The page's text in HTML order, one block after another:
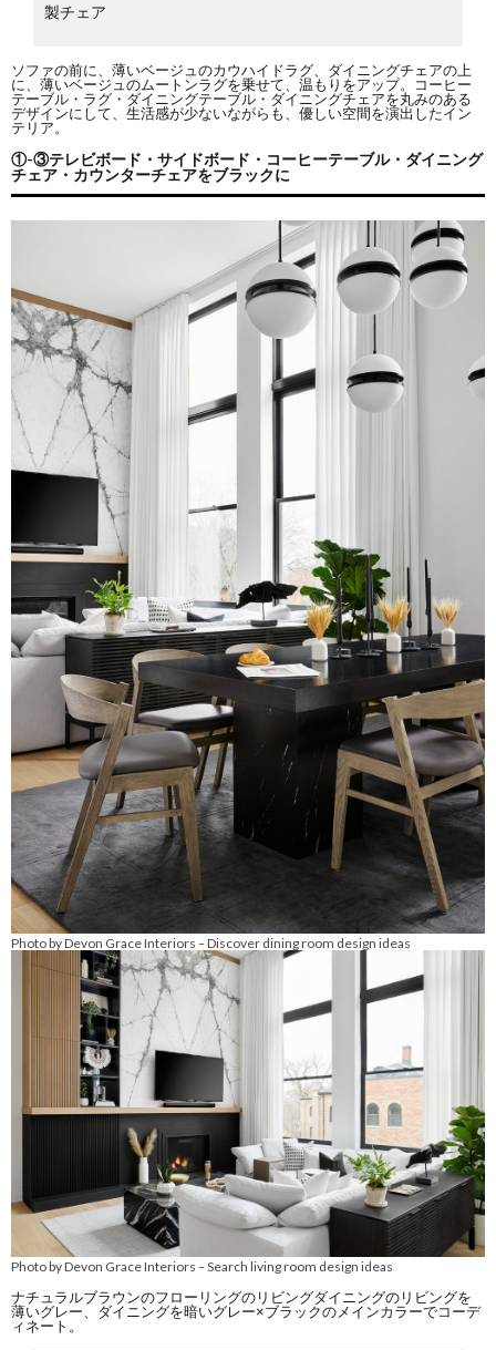
製チェア
ソファの前に、薄いベージュのカウハイドラグ、ダイニングチェアの上
に、薄いベージュのムートンラグを乗せて、温もりをアップ。コーヒー
テーブル・ラグ・ダイニングテーブル・ダイニングチェアを丸みのある
デザインにして、生活感が少ないながらも、優しい空間を演出したイン
テリア。
①-③テレビボード・サイドボード・コーヒーテーブル・ダイニング
チェア・カウンターチェアをブラックに
Photo by Devon Grace Interiors –Discover dining room design ideas
Photo by Devon Grace Interiors –Search living room design ideas
ナチュラルブラウンのフローリングのリビングダイニングのリビングを
薄いグレー、ダイニングを暗いグレー×ブラックのメインカラーでコーデ
ィネート。